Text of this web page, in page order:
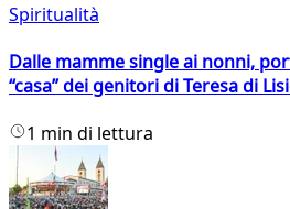
Spiritualità
Dalle mamme single ai nonni,
“casa” dei genitori di Teresa di
1 min di lettura